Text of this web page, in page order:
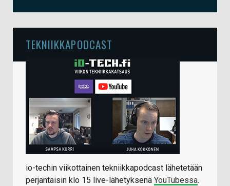
TEKNIIKKAPODCAST
io-techin viikottainen tekniikkapodcast lähetetään
perjantaisin klo 15 live-lähetyksenä YouTubessa.